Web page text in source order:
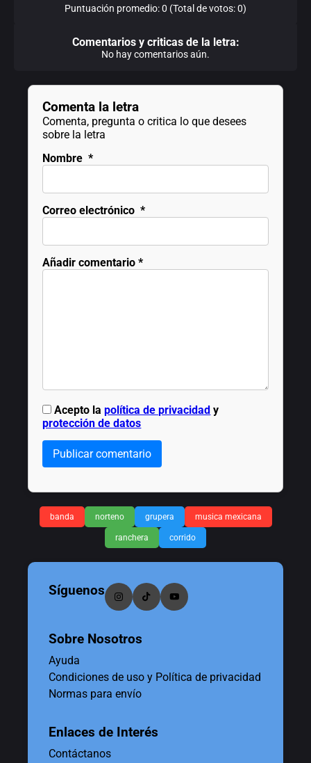
Puntuación promedio: 0 (Total de votos: 0)
Comentarios y criticas de la letra:
No hay comentarios aún.
Comenta la letra
Comenta, pregunta o critica lo que desees
sobre la letra
Nombre *
Correo electrónico *
Añadir comentario *
Acepto lapolítica de privacidad y
protección de datos
Publicar comentario
banda norteno grupera musica mexicana
ranchera corrido
Síguenos
Sobre Nosotros
Ayuda
Condiciones de uso y Política de privacidad
Normas para envío
Enlaces de Interés
Contáctanos